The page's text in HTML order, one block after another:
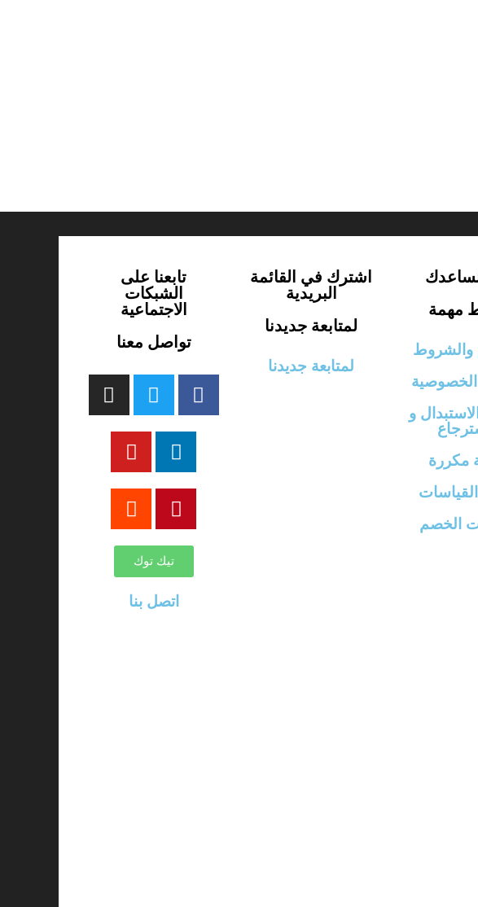
مهمة
والشروط
و
مكررة
الخصم
اشترك في القائمة
البريدية
لمتابعة جديدنا
لمتابعة جديدنا
تابعنا على
الشبكات
الاجتماعية
تواصل معنا
تيك توك
اتصل بنا